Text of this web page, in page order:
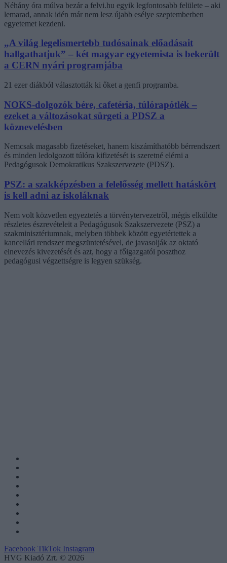
Néhány óra múlva bezár a felvi.hu egyik legfontosabb felülete – aki
lemarad, annak idén már nem lesz újabb esélye szeptemberben
egyetemet kezdeni.
„A világ legelismertebb tudósainak előadásait
hallgathatjuk” – két magyar egyetemista is bekerült
a CERN nyári programjába
21 ezer diákból választották ki őket a genfi programba.
NOKS-dolgozók bére, cafetéria, túlórapótlék –
ezeket a változásokat sürgeti a PDSZ a
köznevelésben
Nemcsak magasabb fizetéseket, hanem kiszámíthatóbb bérrendszert
és minden ledolgozott túlóra kifizetését is szeretné elérni a
Pedagógusok Demokratikus Szakszervezete (PDSZ).
PSZ: a szakképzésben a felelősség mellett hatáskört
is kell adni az iskoláknak
Nem volt közvetlen egyeztetés a törvénytervezetről, mégis elküldte
részletes észrevételeit a Pedagógusok Szakszervezete (PSZ) a
szakminisztériumnak, melyben többek között egyetértettek a
kancellári rendszer megszüntetésével, de javasolják az oktató
elnevezés kivezetését és azt, hogy a főigazgatói poszthoz
pedagógusi végzettségre is legyen szükség.
Facebook TikTok Instagram
HVG Kiadó Zrt. © 2026